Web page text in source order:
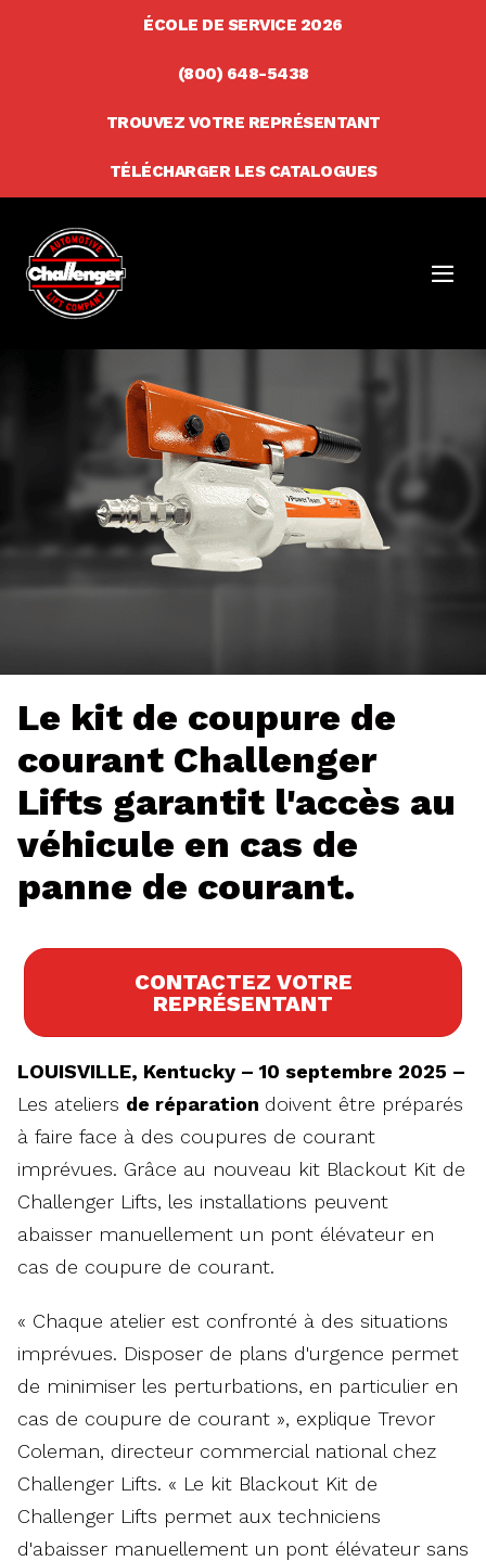
ÉCOLE DE SERVICE 2026
(800) 648-5438
TROUVEZ VOTRE REPRÉSENTANT
TÉLÉCHARGER LES CATALOGUES
Le kit de coupure de
courant Challenger
Lifts garantit l'accès au
véhicule en cas de
panne de courant.
CONTACTEZ VOTRE
REPRÉSENTANT
LOUISVILLE, Kentucky – 10 septembre 2025 –
Les ateliers de réparation doivent être préparés
à faire face à des coupures de courant
imprévues. Grâce au nouveau kit Blackout Kit de
Challenger Lifts, les installations peuvent
abaisser manuellement un pont élévateur en
cas de coupure de courant.
« Chaque atelier est confronté à des situations
imprévues. Disposer de plans d'urgence permet
de minimiser les perturbations, en particulier en
cas de coupure de courant », explique Trevor
Coleman, directeur commercial national chez
Challenger Lifts. « Le kit Blackout Kit de
Challenger Lifts permet aux techniciens
d'abaisser manuellement un pont élévateur sans